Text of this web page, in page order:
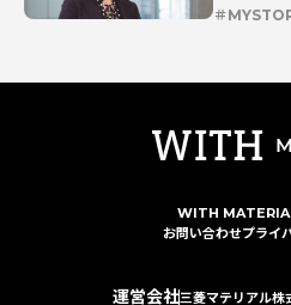
WITH
お問い合わせプライ
運営会社三菱マテリアル株